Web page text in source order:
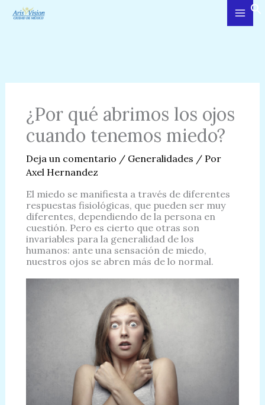
¿Por qué abrimos los ojos
cuando tenemos miedo?
Deja un comentario / Generalidades / Por
Axel Hernandez
El miedo se manifiesta a través de diferentes
respuestas fisiológicas, que pueden ser muy
diferentes, dependiendo de la persona en
cuestión. Pero es cierto que otras son
invariables para la generalidad de los
humanos: ante una sensación de miedo,
nuestros ojos se abren más de lo normal.